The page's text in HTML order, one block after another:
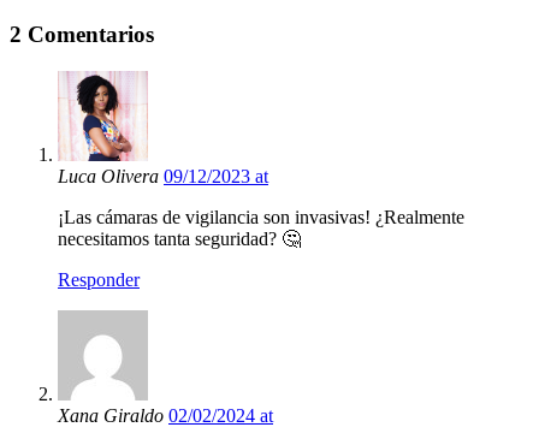
2 Comentarios
Luca Olivera 09/12/2023 at
¡Las cámaras de vigilancia son invasivas! ¿Realmente
necesitamos tanta seguridad? 🤔
Responder
Xana Giraldo 02/02/2024 at